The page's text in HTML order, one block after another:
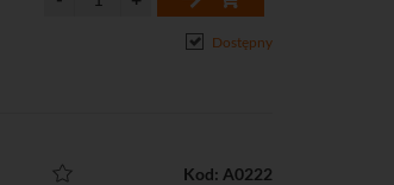
Dostępny
Kod: A0222